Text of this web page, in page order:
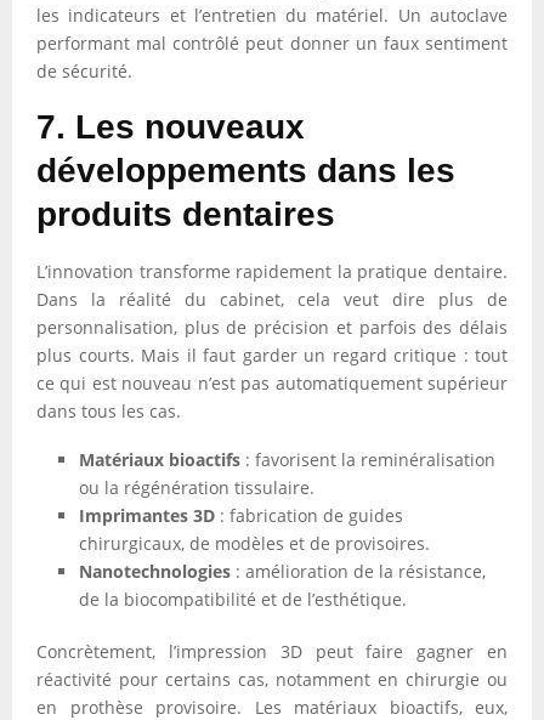
les indicateurs et l’entretien du matériel. Un autoclave
performant mal contrôlé peut donner un faux sentiment
de sécurité.
7. Les nouveaux
développements dans les
produits dentaires
L’innovation transforme rapidement la pratique dentaire.
Dans la réalité du cabinet, cela veut dire plus de
personnalisation, plus de précision et parfois des délais
plus courts. Mais il faut garder un regard critique : tout
ce qui est nouveau n’est pas automatiquement supérieur
dans tous les cas.
Matériaux bioactifs : favorisent la reminéralisation
ou la régénération tissulaire.
Imprimantes 3D : fabrication de guides
chirurgicaux, de modèles et de provisoires.
Nanotechnologies : amélioration de la résistance,
de la biocompatibilité et de l’esthétique.
Concrètement, l’impression 3D peut faire gagner en
réactivité pour certains cas, notamment en chirurgie ou
en prothèse provisoire. Les matériaux bioactifs, eux,